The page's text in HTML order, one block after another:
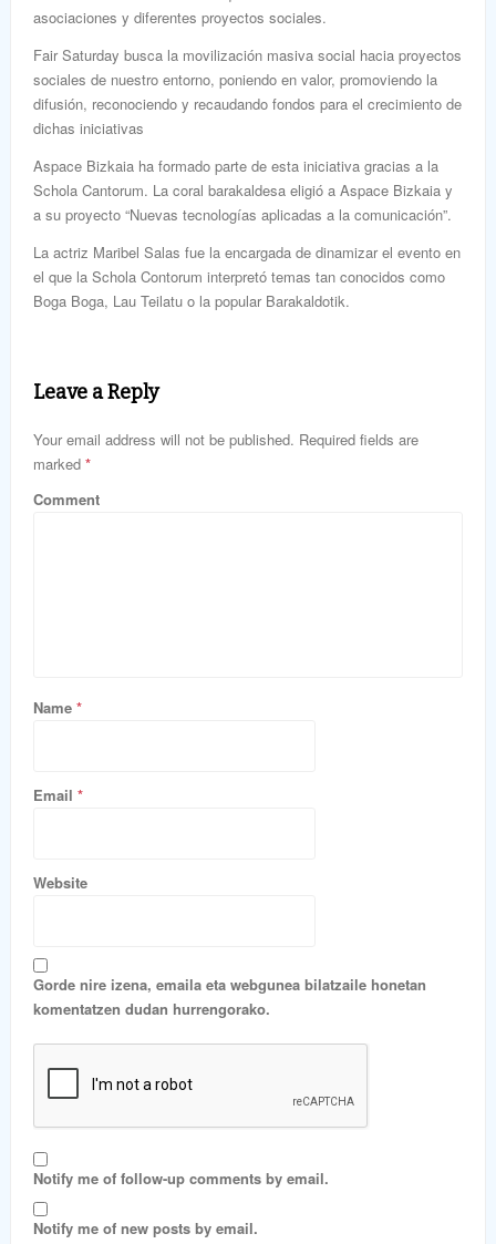
asociaciones y diferentes proyectos sociales.
Fair Saturday busca la movilización masiva social hacia proyectos
sociales de nuestro entorno, poniendo en valor, promoviendo la
difusión, reconociendo y recaudando fondos para el crecimiento de
dichas iniciativas
Aspace Bizkaia ha formado parte de esta iniciativa gracias a la
Schola Cantorum. La coral barakaldesa eligió a Aspace Bizkaia y
a su proyecto “Nuevas tecnologías aplicadas a la comunicación”.
La actriz Maribel Salas fue la encargada de dinamizar el evento en
el que la Schola Contorum interpretó temas tan conocidos como
Boga Boga, Lau Teilatu o la popular Barakaldotik.
Leave a Reply
Your email address will not be published. Required fields are
marked *
Comment
Name *
Email *
Website
Gorde nire izena, emaila eta webgunea bilatzaile honetan
komentatzen dudan hurrengorako.
Notify me of follow-up comments by email.
Notify me of new posts by email.